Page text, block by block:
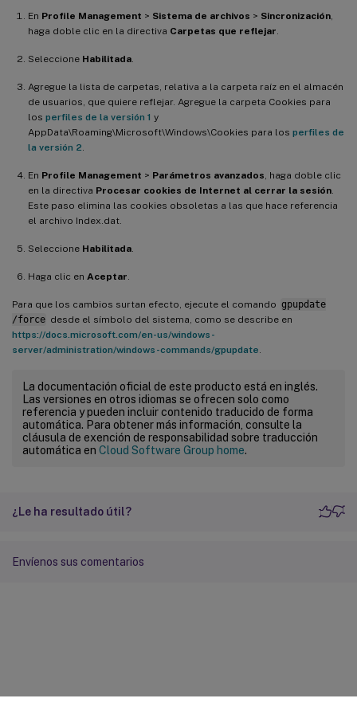
En Profile Management > Sistema de archivos > Sincronización
haga doble clic en la directiva Carpetas que reflejar
Seleccione Habilitada
Agregue la lista de carpetas, relativa a la carpeta raíz en el almacén
de usuarios, que quiere reflejar. Agregue la carpeta Cookies para
los perfiles de la versión 1 y
AppData\Roaming\Microsoft\Windows\Cookies para los perfiles de
la versión 2
En Profile Management > Parámetros avanzados , haga doble clic
en la directiva Procesar cookies de Internet al cerrar la sesión
Este paso elimina las cookies obsoletas a las que hace referencia
el archivo Index.dat.
Seleccione Habilitada
Haga clic en Aceptar
Para que los cambios surtan efecto, ejecute el comando gpupdate
/force desde el símbolo del sistema, como se describe en
https://docs.microsoft.com/en-us/windows-
server/administration/windows-commands/gpupdate
La documentación oficial de este producto está en inglés.
Las versiones en otros idiomas se ofrecen solo como
referencia y pueden incluir contenido traducido de forma
automática. Para obtener más información, consulte la
cláusula de exención de responsabilidad sobre traducción
automática en Cloud Software Group home.
¿Le ha resultado útil?
Envíenos sus comentarios